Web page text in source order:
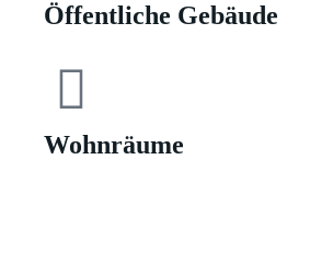
Öffentliche Gebäude
Wohnräume